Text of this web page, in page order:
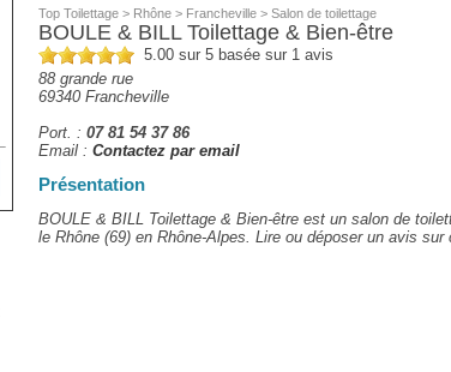
Top Toilettage> Rhône> Francheville> Salon de toilettage
BOULE & BILL Toilettage & Bien-être
5.00sur 5 basée sur 1avis
88 grande rue
69340 Francheville
Port. : 07 81 54 37 86
Email : Contactez par email
Présentation
BOULE & BILL Toilettage & Bien-être est un salon de
le Rhône (69) en Rhône-Alpes. Lire ou déposer un avis sur